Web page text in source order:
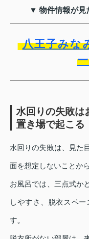
▼ 物件情報が見
八王子みな
水回りの失敗は
置き場で起こる
水回りの失敗は、見た
面を想定しないことか
お風呂では、三点式か
しやすさ、脱衣スペ
す。